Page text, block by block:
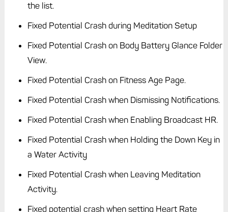
the list.
Fixed Potential Crash during Meditation Setup
Fixed Potential Crash on Body Battery Glance Folder
View.
Fixed Potential Crash on Fitness Age Page.
Fixed Potential Crash when Dismissing Notifications.
Fixed Potential Crash when Enabling Broadcast HR.
Fixed Potential Crash when Holding the Down Key in
a Water Activity
Fixed Potential Crash when Leaving Meditation
Activity.
Fixed potential crash when setting Heart Rate